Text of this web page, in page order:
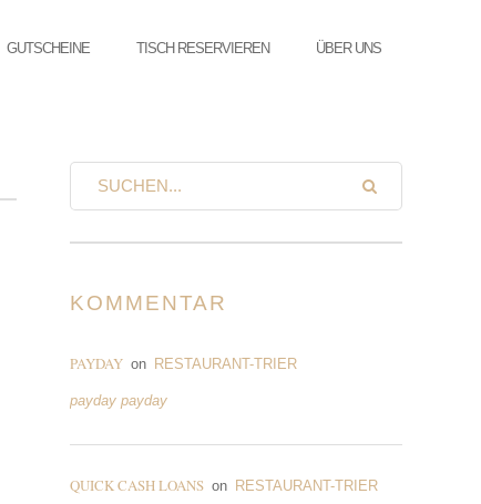
GUTSCHEINE TISCH RESERVIEREN ÜBER UNS
KOMMENTAR
PAYDAY on RESTAURANT-TRIER
payday payday
QUICK CASH LOANS on RESTAURANT-TRIER